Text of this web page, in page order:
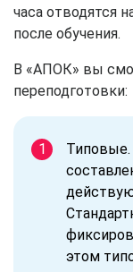
часа отводятся
после обучения.
В «АПОК» вы
переподготовки:
Типовые.
этом